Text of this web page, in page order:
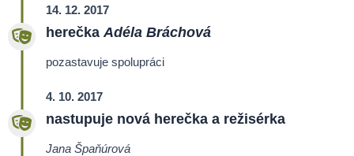
14. 12. 2017
herečka Adéla Bráchová
pozastavuje spolupráci
4. 10. 2017
nastupuje nová herečka a režisérka
Jana Špaňúrová